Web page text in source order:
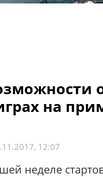
на
12:07
неделе